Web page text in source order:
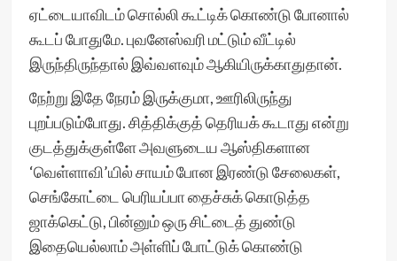
ஏட்டையாவிடம் சொல்லி கூட்டிக் கொண்டு போனால்
கூடப் போதுமே. புவனேஸ்வரி மட்டும் வீட்டில்
இருந்திருந்தால் இவ்வளவும் ஆகியிருக்காதுதான்.
நேற்று இதே நேரம் இருக்குமா, ஊரிலிருந்து
புறப்படும்போது. சித்திக்குத் தெரியக் கூடாது என்று
குடத்துக்குள்ளே அவளுடைய ஆஸ்திகளான
‘வெள்ளாவி’யில் சாயம் போன இரண்டு சேலைகள்,
செங்கோட்டை பெரியப்பா தைச்சுக் கொடுத்த
ஜாக்கெட்டு, பின்னும் ஒரு சிட்டைத் துண்டு
இதையெல்லாம் அள்ளிப் போட்டுக் கொண்டு